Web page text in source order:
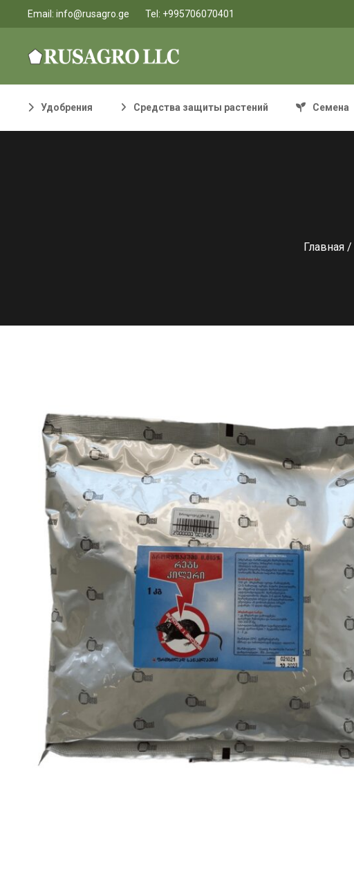
Email: info@rusagro.ge Tel: +995706070401
Удобрения Средства защиты растений Семена
Главная /